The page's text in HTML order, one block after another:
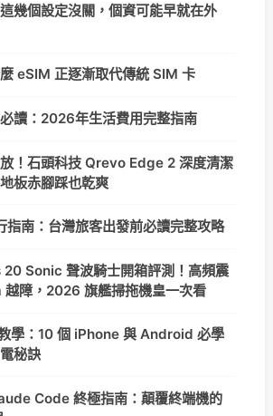
幾個設定沒關，個資可能早就在外
eSIM 正逐漸取代傳統 SIM 卡
讀：2026年生活費用完整指南
！石頭科技 Qrevo Edge 2 深度清潔
板赤腳踩也乾爽
南：台灣旅客出發前必讀完整攻略
Sonic 聲波騎士開箱評測！高頻震
障，2026 旗艦掃拖機皇一次看
學：10 個 iPhone 與 Android 必學
秘訣
Code 終極指南：顛覆終端機的